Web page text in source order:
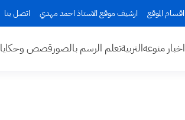
اقسام الموقع ارشيف موقع الاستاذ احمد مهدي اتصل بنا
اخبار منوعهالتربيةتعلم الرسم بالصورقصص